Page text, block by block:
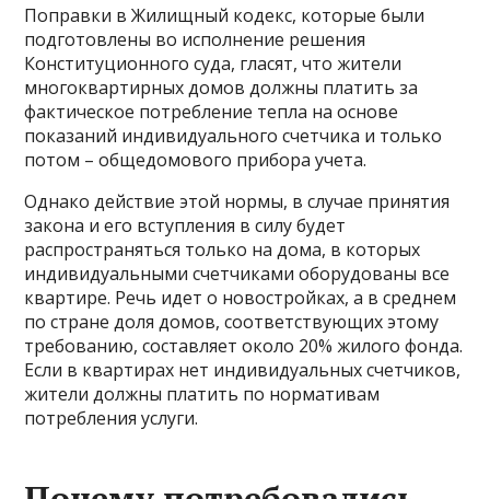
Поправки в Жилищный кодекс, которые были
подготовлены во исполнение решения
Конституционного суда, гласят, что жители
многоквартирных домов должны платить за
фактическое потребление тепла на основе
показаний индивидуального счетчика и только
потом – общедомового прибора учета.
Однако действие этой нормы, в случае принятия
закона и его вступления в силу будет
распространяться только на дома, в которых
индивидуальными счетчиками оборудованы все
квартире. Речь идет о новостройках, а в среднем
по стране доля домов, соответствующих этому
требованию, составляет около 20% жилого фонда.
Если в квартирах нет индивидуальных счетчиков,
жители должны платить по нормативам
потребления услуги.